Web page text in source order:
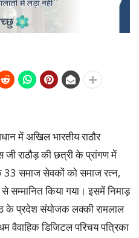
में अखिल भारतीय राठौर
जी राठौड़ की छत्री के प्रांगण में
समाज सेवकों को समाज रत्न,
सम्मानित किया गया। इसमें निमाड़
के प्रदेश संयोजक लक्की रामलाल
वैवाहिक डिजिटल परिचय पत्रिका